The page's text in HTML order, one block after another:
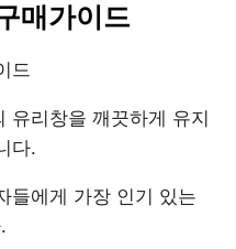
매가이드
드
유리창을 깨끗하게 유지
다.
들에게 가장 인기 있는